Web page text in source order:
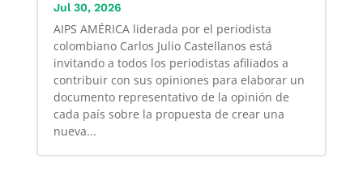
Jul 30, 2026
AIPS AMÉRICA liderada por el periodista
colombiano Carlos Julio Castellanos está
invitando a todos los periodistas afiliados a
contribuir con sus opiniones para elaborar un
documento representativo de la opinión de
cada país sobre la propuesta de crear una
nueva...